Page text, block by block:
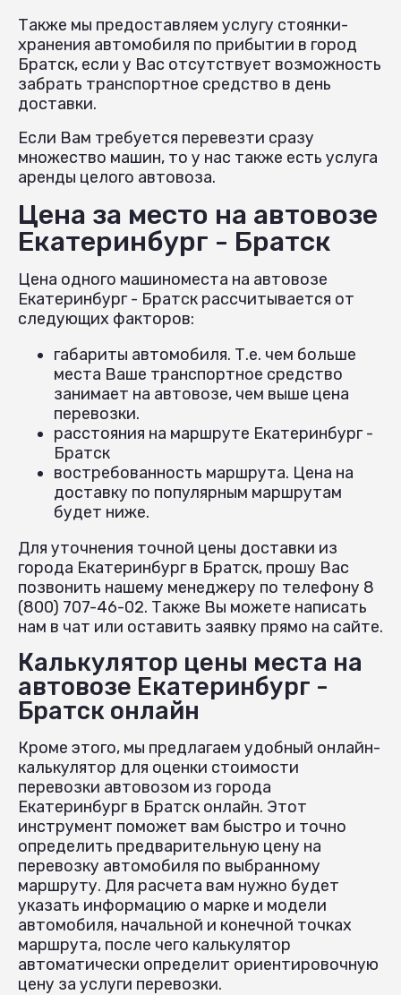
Также мы предоставляем услугу стоянки-
хранения автомобиля по прибытии в город
Братск, если у Вас отсутствует возможность
забрать транспортное средство в день
доставки.
Если Вам требуется перевезти сразу
множество машин, то у нас также есть услуга
аренды целого автовоза.
Цена за место на автовозе
Екатеринбург - Братск
Цена одного машиноместа на автовозе
Екатеринбург - Братск рассчитывается от
следующих факторов:
габариты автомобиля. Т.е. чем больше
места Ваше транспортное средство
занимает на автовозе, чем выше цена
перевозки.
расстояния на маршруте Екатеринбург -
Братск
востребованность маршрута. Цена на
доставку по популярным маршрутам
будет ниже.
Для уточнения точной цены доставки из
города Екатеринбург в Братск, прошу Вас
позвонить нашему менеджеру по телефону 8
(800) 707-46-02. Также Вы можете написать
нам в чат или оставить заявку прямо на сайте.
Калькулятор цены места на
автовозе Екатеринбург -
Братск онлайн
Кроме этого, мы предлагаем удобный онлайн-
калькулятор для оценки стоимости
перевозки автовозом из города
Екатеринбург в Братск онлайн. Этот
инструмент поможет вам быстро и точно
определить предварительную цену на
перевозку автомобиля по выбранному
маршруту. Для расчета вам нужно будет
указать информацию о марке и модели
автомобиля, начальной и конечной точках
маршрута, после чего калькулятор
автоматически определит ориентировочную
цену за услуги перевозки.